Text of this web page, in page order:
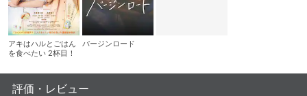
会員設定 会員情報
アキはハルとごはん
を食べたい 2杯目！
バージンロード
評価・レビュー